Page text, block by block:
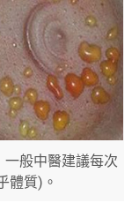
般中醫建議每次
體質)。